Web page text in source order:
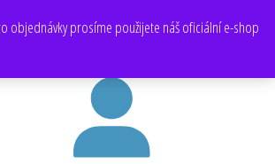
objednávky prosíme použijete náš oficiální e-shop